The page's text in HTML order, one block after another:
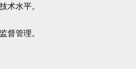
术水平。
督管理。